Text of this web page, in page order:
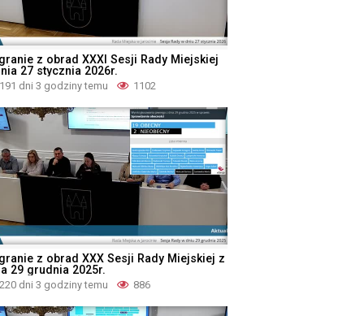
z obrad XXXI Sesji Rady Miejskiej
27 stycznia 2026r.
191 dni 3 godziny temu 1102
z obrad XXX Sesji Rady Miejskiej z
29 grudnia 2025r.
220 dni 3 godziny temu 886